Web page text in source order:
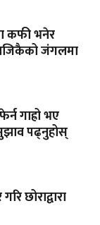
कफी भनेर
जंगलमा
गाह्रो भए
सुझाव पढ्नुहोस्
छोराद्वारा